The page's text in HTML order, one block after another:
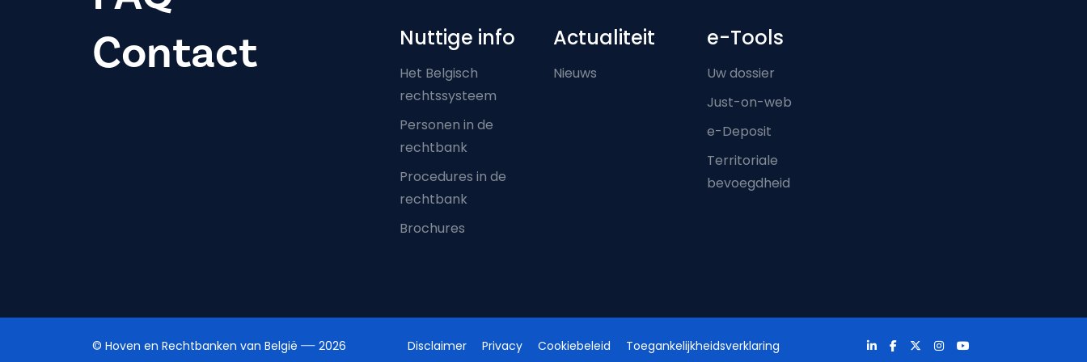
Contact
Nuttige info
Het Belgisch
rechtssysteem
Personen in de
rechtbank
Procedures in de
rechtbank
Brochures
Actualiteit
Nieuws
e-Tools
Uw dossier
Just-on-web
e-Deposit
Territoriale
bevoegdheid
© Hoven en Rechtbanken van België 2026 Disclaimer Privacy Cookiebeleid Toegankelijkheidsverklaring